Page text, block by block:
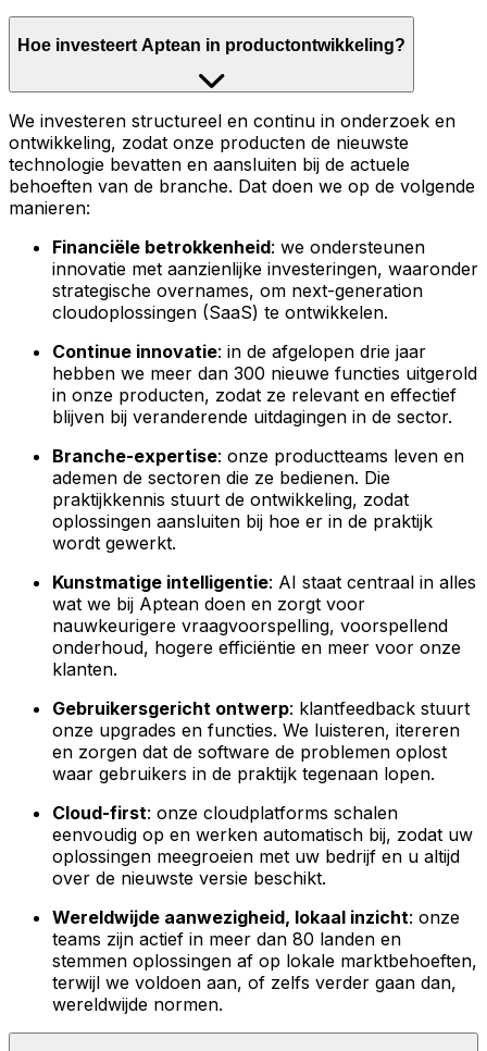
Hoe investeert Aptean in productontwikkeling?
We investeren structureel en continu in onderzoek en
ontwikkeling, zodat onze producten de nieuwste
technologie bevatten en aansluiten bij de actuele
behoeften van de branche. Dat doen we op de volgende
manieren:
Financiële betrokkenheid: we ondersteunen
innovatie met aanzienlijke investeringen, waaronder
strategische overnames, om next-generation
cloudoplossingen (SaaS) te ontwikkelen.
Continue innovatie: in de afgelopen drie jaar
hebben we meer dan 300 nieuwe functies uitgerold
in onze producten, zodat ze relevant en effectief
blijven bij veranderende uitdagingen in de sector.
Branche-expertise: onze productteams leven en
ademen de sectoren die ze bedienen. Die
praktijkkennis stuurt de ontwikkeling, zodat
oplossingen aansluiten bij hoe er in de praktijk
wordt gewerkt.
Kunstmatige intelligentie: AI staat centraal in alles
wat we bij Aptean doen en zorgt voor
nauwkeurigere vraagvoorspelling, voorspellend
onderhoud, hogere efficiëntie en meer voor onze
klanten.
Gebruikersgericht ontwerp: klantfeedback stuurt
onze upgrades en functies. We luisteren, itereren
en zorgen dat de software de problemen oplost
waar gebruikers in de praktijk tegenaan lopen.
Cloud-first: onze cloudplatforms schalen
eenvoudig op en werken automatisch bij, zodat uw
oplossingen meegroeien met uw bedrijf en u altijd
over de nieuwste versie beschikt.
Wereldwijde aanwezigheid, lokaal inzicht: onze
teams zijn actief in meer dan 80 landen en
stemmen oplossingen af op lokale marktbehoeften,
terwijl we voldoen aan, of zelfs verder gaan dan,
wereldwijde normen.